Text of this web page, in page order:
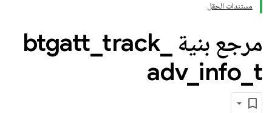
مستندات الحقل
مرجع بنية btgatt track_
adv_ info t